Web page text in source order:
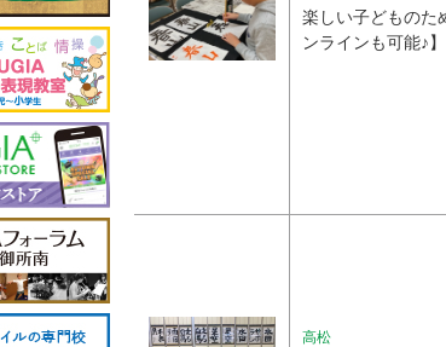
楽しい子どものた
ンラインも可能♪】
高松